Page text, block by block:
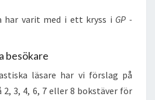
har varit med i ett kryss i GP -
besökare
läsare har vi förslag på
3, 4, 6, 7 eller 8 bokstäver för